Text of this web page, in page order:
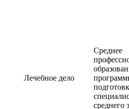
Лечебное дело
Среднее
среднего